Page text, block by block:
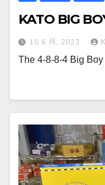
KATO BIG
10 6 月, 2023
The 4-8-8-4 Big